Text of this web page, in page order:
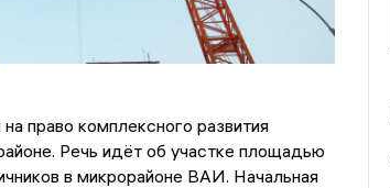
право комплексного развития
Речь идёт об участке площадью
в микрорайоне ВАИ. Начальная